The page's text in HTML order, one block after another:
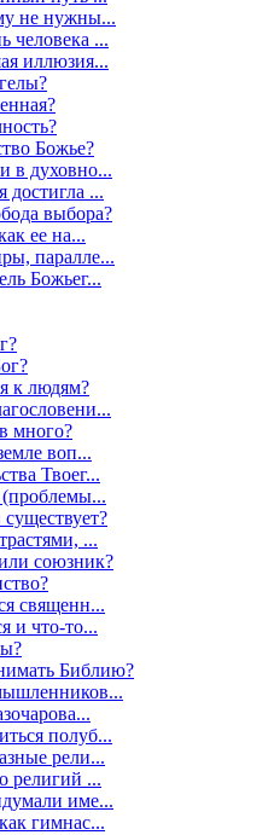
не нужны...
человека ...
иллюзия...
Божье?
в духовно...
достигла ...
выбора?
ее на...
паралле...
Божьег...
к людям?
много?
воп...
Твоег...
(проблемы...
...
союзник?
священн...
и что-то...
Библию?
полуб...
рели...
религий ...
име...
гимнас...